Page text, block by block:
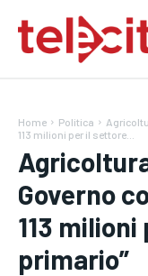
DIRETTA
DIRETTA
DIRETTA
Home Politica
113 milioni per il settore...
Governo
113
primario”